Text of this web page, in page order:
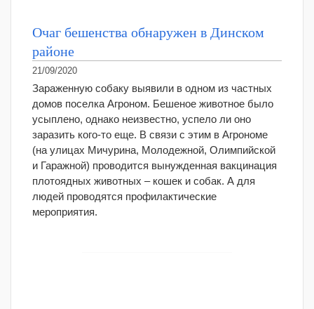
Очаг бешенства обнаружен в Динском
районе
21/09/2020
Зараженную собаку выявили в одном из частных
домов поселка Агроном. Бешеное животное было
усыплено, однако неизвестно, успело ли оно
заразить кого-то еще. В связи с этим в Агрономе
(на улицах Мичурина, Молодежной, Олимпийской
и Гаражной) проводится вынужденная вакцинация
плотоядных животных – кошек и собак. А для
людей проводятся профилактические
мероприятия.